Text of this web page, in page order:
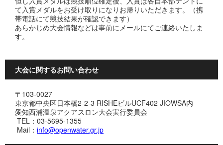
て入賞メダルをお受け取りになりお帰りいただきます。（携
帯電話にて競技結果が確認できます）
あらかじめ大会情報などは事前にメールにてご連絡いたしま
す。
大会に関するお問い合わせ
〒103-0027
東京都中央区日本橋2-2-3 RISHEビルUCF402 JIOWSA内
愛知西浦温泉アクアスロン大会実行委員会
TEL：03-5695-1355
Mail： info@openwater.gr.jp